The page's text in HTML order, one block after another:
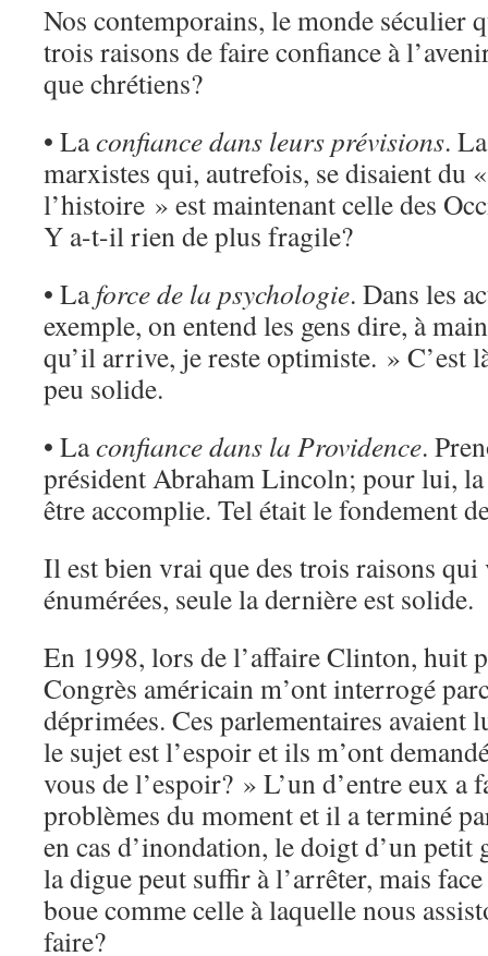
Nos contemporains, le monde séculier
trois raisons de faire confiance à
que chrétiens?
• Laconfiance dans leurs prévisions.
marxistes qui, autrefois, se disaient du
l’histoire » est maintenant celle des
Y a-t-il rien de plus fragile?
• Laforce de la psychologie. Dans les
exemple, on entend les gens dire, à
qu’il arrive, je reste optimiste. » C’est
peu solide.
• Laconfiance dans la Providence.
président Abraham Lincoln; pour lui,
être accomplie. Tel était le fondement
Il est bien vrai que des trois raisons qui
énumérées, seule la dernière est solide.
En 1998, lors de l’affaire Clinton, huit
Congrès américain m’ont interrogé
déprimées. Ces parlementaires avaient
le sujet est l’espoir et ils m’ont
vous de l’espoir? » L’un d’entre eux a
problèmes du moment et il a terminé
en cas d’inondation, le doigt d’un petit
la digue peut suffir à l’arrêter, mais
boue comme celle à laquelle nous
faire?